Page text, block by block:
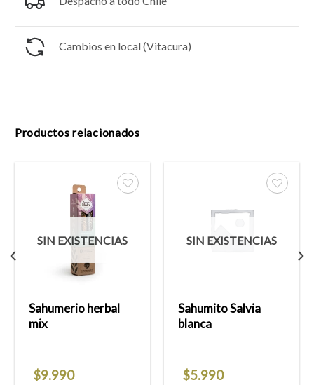
Cambios en local (Vitacura)
Productos relacionados
lista
SIN EXISTENCIAS
Sahumerio herbal
mix
$9.990
lista
SIN EXISTENCIAS
Sahumito Salvia
blanca
$5.990